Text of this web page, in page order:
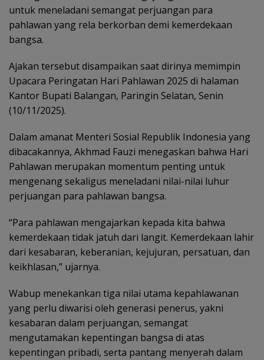
untuk meneladani semangat perjuangan para
pahlawan yang rela berkorban demi kemerdekaan
bangsa.
Ajakan tersebut disampaikan saat dirinya memimpin
Upacara Peringatan Hari Pahlawan 2025 di halaman
Kantor Bupati Balangan, Paringin Selatan, Senin
(10/11/2025).
Dalam amanat Menteri Sosial Republik Indonesia yang
dibacakannya, Akhmad Fauzi menegaskan bahwa Hari
Pahlawan merupakan momentum penting untuk
mengenang sekaligus meneladani nilai-nilai luhur
perjuangan para pahlawan bangsa.
“Para pahlawan mengajarkan kepada kita bahwa
kemerdekaan tidak jatuh dari langit. Kemerdekaan lahir
dari kesabaran, keberanian, kejujuran, persatuan, dan
keikhlasan,” ujarnya.
Wabup menekankan tiga nilai utama kepahlawanan
yang perlu diwarisi oleh generasi penerus, yakni
kesabaran dalam perjuangan, semangat
mengutamakan kepentingan bangsa di atas
kepentingan pribadi, serta pantang menyerah dalam